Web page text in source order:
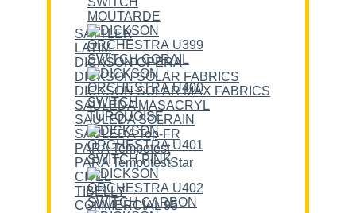
SATTLER
LATIM
DICKSON OPERA
DICKSON SOLAR FABRICS
DICKSON SOLAR MAX FABRICS
SAULEDA MASACRYL
SAULEDA SOLRAIN
SAULEDA Top-FR
PARA Tempotest
PARA TempotestStar
CITEL
TIBELLY
COMMERCIAL 95